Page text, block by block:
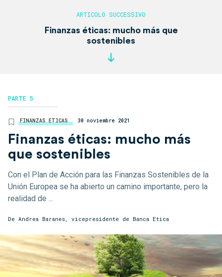
Finanzas éticas: mucho más que
sostenibles
PARTE 5
FINANZAS ETICAS 30 noviembre 2021
Finanzas éticas: mucho más
que sostenibles
Con el Plan de Acción para las Finanzas Sostenibles de la
Unión Europea se ha abierto un camino importante, pero la
realidad de ...
De Andrea Baranes, vicepresidente de Banca Etica